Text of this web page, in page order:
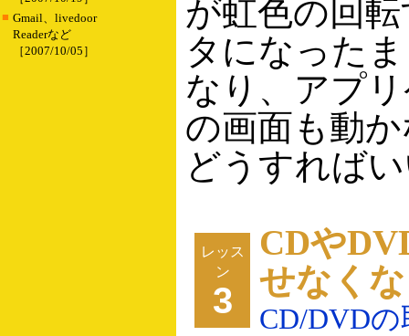
■ Gmail、livedoor
Readerなど
［2007/10/05］
が虹色の回
タになった
なり、アプ
の画面も動
どうすれば
レッス
ン
3
CDや
せなく
CD/DVD